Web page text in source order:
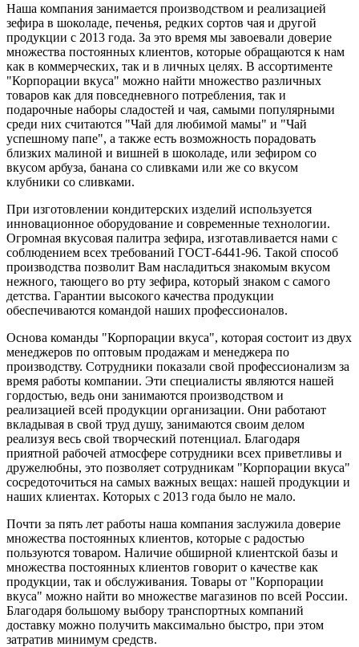
Наша компания занимается производством и реализацией
зефира в шоколаде, печенья, редких сортов чая и другой
продукции с 2013 года. За это время мы завоевали доверие
множества постоянных клиентов, которые обращаются к нам
как в коммерческих, так и в личных целях. В ассортименте
"Корпорации вкуса" можно найти множество различных
товаров как для повседневного потребления, так и
подарочные наборы сладостей и чая, самыми популярными
среди них считаются "Чай для любимой мамы" и "Чай
успешному папе", а также есть возможность порадовать
близких малиной и вишней в шоколаде, или зефиром со
вкусом арбуза, банана со сливками или же со вкусом
клубники со сливками.
При изготовлении кондитерских изделий используется
инновационное оборудование и современные технологии.
Огромная вкусовая палитра зефира, изготавливается нами с
соблюдением всех требований ГОСТ-6441-96. Такой способ
производства позволит Вам насладиться знакомым вкусом
нежного, тающего во рту зефира, который знаком с самого
детства. Гарантии высокого качества продукции
обеспечиваются командой наших профессионалов.
Основа команды "Корпорации вкуса", которая состоит из двух
менеджеров по оптовым продажам и менеджера по
производству. Сотрудники показали свой профессионализм за
время работы компании. Эти специалисты являются нашей
гордостью, ведь они занимаются производством и
реализацией всей продукции организации. Они работают
вкладывая в свой труд душу, занимаются своим делом
реализуя весь свой творческий потенциал. Благодаря
приятной рабочей атмосфере сотрудники всех приветливы и
дружелюбны, это позволяет сотрудникам "Корпорации вкуса"
сосредоточиться на самых важных вещах: нашей продукции и
наших клиентах. Которых с 2013 года было не мало.
Почти за пять лет работы наша компания заслужила доверие
множества постоянных клиентов, которые с радостью
пользуются товаром. Наличие обширной клиентской базы и
множества постоянных клиентов говорит о качестве как
продукции, так и обслуживания. Товары от "Корпорации
вкуса" можно найти во множестве магазинов по всей России.
Благодаря большому выбору транспортных компаний
доставку можно получить максимально быстро, при этом
затратив минимум средств.